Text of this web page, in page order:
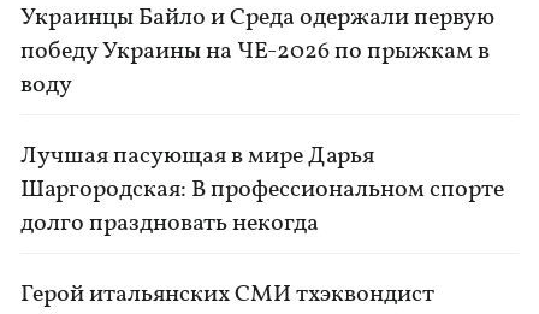
Украинцы Байло и Среда одержали первую
победу Украины на ЧЕ-2026 по прыжкам в
воду
Лучшая пасующая в мире Дарья
Шаргородская: В профессиональном спорте
долго праздновать некогда
Герой итальянских СМИ тхэквондист